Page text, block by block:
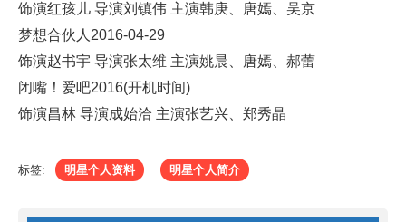
饰演红孩儿 导演刘镇伟 主演韩庚、唐嫣、吴京
梦想合伙人2016-04-29
饰演赵书宇 导演张太维 主演姚晨、唐嫣、郝蕾
闭嘴！爱吧2016(开机时间)
饰演昌林 导演成始洽 主演张艺兴、郑秀晶
标签: 明星个人资料 明星个人简介